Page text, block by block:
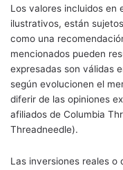
Los valores incluidos en
ilustrativos, están
como una
mencionados pueden
expresadas son válidas
según evolucionen el
diferir de las opiniones
afiliados de Columbia
Threadneedle).
Las inversiones reales o